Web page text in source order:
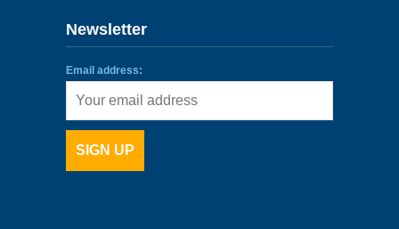
Newsletter
Email address: